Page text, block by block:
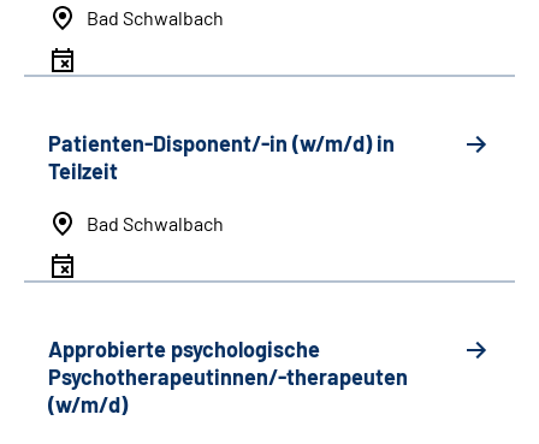
Bad Schwalbach
Patienten-Disponent/-in (w/m/d) in
Teilzeit
Bad Schwalbach
Approbierte psychologische
Psychotherapeutinnen/-therapeuten
(w/m/d)